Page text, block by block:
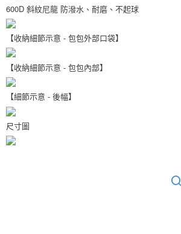
600D 斜紋尼龍 防潑水、耐磨、不起球
【收納細節示意 - 包包外部口袋】
【收納細節示意 - 包包內部】
【細節示意 - 後幅】
尺寸圖